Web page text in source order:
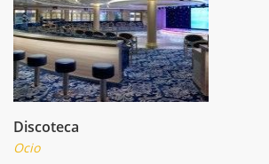
Discoteca
Ocio